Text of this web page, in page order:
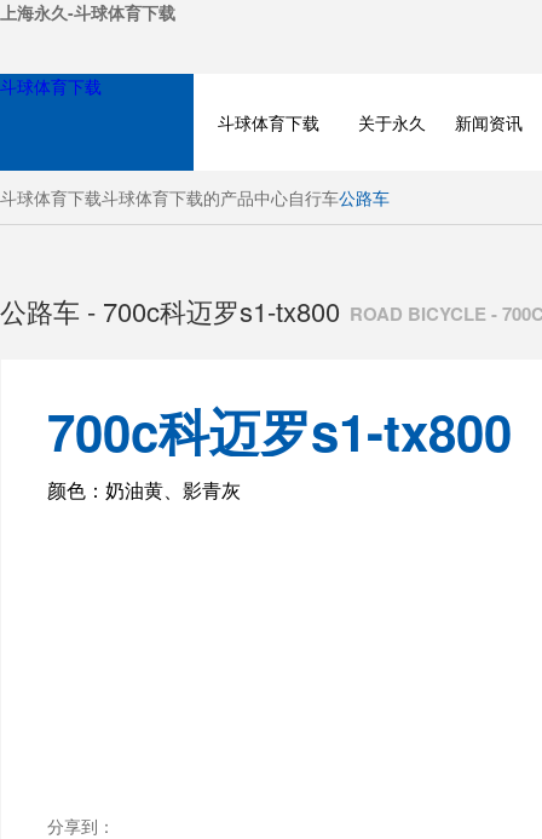
上海永久-斗球体育下载
斗球体育下载
斗球体育下载
关于永久 新闻资讯
斗球体育下载斗球体育下载的产品中心自行车公路车
BICYCLE
公路车 - 700c科迈罗s1-tx800 ROAD BICYCLE -
700c科迈罗s1-tx800
颜色：奶油黄、影青灰
分享到：